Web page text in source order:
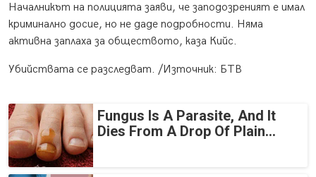
Началникът на полицията заяви, че заподозреният е имал
криминално досие, но не даде подробности. Няма
активна заплаха за обществото, каза Кийс.
Убийствата се разследват. /Източник: БТВ
Fungus Is A Parasite, And It
Dies From A Drop Of Plain...